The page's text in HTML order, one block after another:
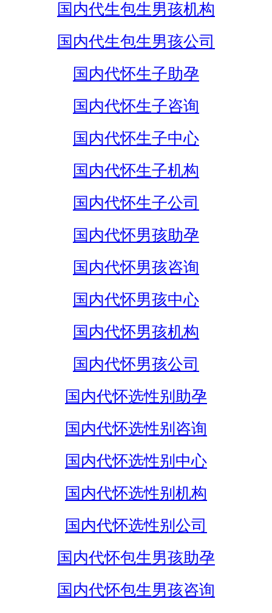
国内代生包生男孩机构
国内代生包生男孩公司
国内代怀生子助孕
国内代怀生子咨询
国内代怀生子中心
国内代怀生子机构
国内代怀生子公司
国内代怀男孩助孕
国内代怀男孩咨询
国内代怀男孩中心
国内代怀男孩机构
国内代怀男孩公司
国内代怀选性别助孕
国内代怀选性别咨询
国内代怀选性别中心
国内代怀选性别机构
国内代怀选性别公司
国内代怀包生男孩助孕
国内代怀包生男孩咨询